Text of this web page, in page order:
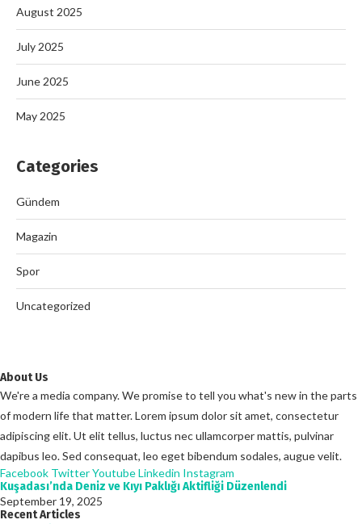
August 2025
July 2025
June 2025
May 2025
Categories
Gündem
Magazin
Spor
Uncategorized
About Us
We're a media company. We promise to tell you what's new in the parts
of modern life that matter. Lorem ipsum dolor sit amet, consectetur
adipiscing elit. Ut elit tellus, luctus nec ullamcorper mattis, pulvinar
dapibus leo. Sed consequat, leo eget bibendum sodales, augue velit.
Facebook TwitterYoutubeLinkedin Instagram
Kuşadası’nda Deniz ve Kıyı Paklığı Aktifliği Düzenlendi
September 19, 2025
Recent Articles